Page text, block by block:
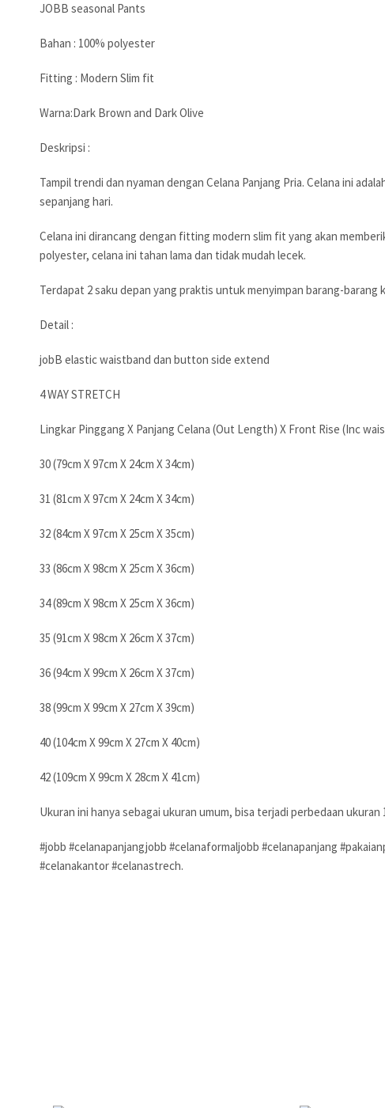
JOBB seasonal Pants
Bahan : 100% polyester
Fitting : Modern Slim fit
Warna:Dark Brown and Dark Olive
Deskripsi :
Tampil trendi dan nyaman dengan Celana Panjang Pria. Celana ini
sepanjang hari.
Celana ini dirancang dengan fitting modern slim fit yang akan
polyester, celana ini tahan lama dan tidak mudah lecek.
Terdapat 2 saku depan yang praktis untuk menyimpan barang-
Detail :
jobB elastic waistband dan button side extend
4 WAY STRETCH
Lingkar Pinggang X Panjang Celana (Out Length) X Front Rise (Inc
30 (79cm X 97cm X 24cm X 34cm)
31 (81cm X 97cm X 24cm X 34cm)
32 (84cm X 97cm X 25cm X 35cm)
33 (86cm X 98cm X 25cm X 36cm)
34 (89cm X 98cm X 25cm X 36cm)
35 (91cm X 98cm X 26cm X 37cm)
36 (94cm X 99cm X 26cm X 37cm)
38 (99cm X 99cm X 27cm X 39cm)
40 (104cm X 99cm X 27cm X 40cm)
42 (109cm X 99cm X 28cm X 41cm)
Ukuran ini hanya sebagai ukuran umum, bisa terjadi perbedaan
#jobb #celanapanjangjobb #celanaformaljobb #celanapanjang
#celanakantor #celanastrech.